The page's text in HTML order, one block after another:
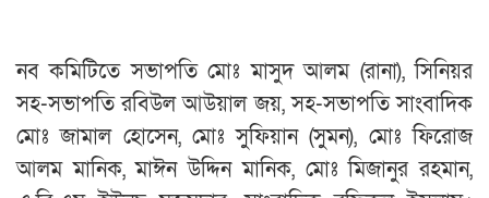
নব কমিটিতে সভাপতি মোঃ মাসুদ আলম (রানা), সিনিয়র
সহ-সভাপতি রবিউল আউয়াল জয়, সহ-সভাপতি সাংবাদিক
মোঃ জামাল হোসেন, মোঃ সুফিয়ান (সুমন), মোঃ ফিরোজ
আলম মানিক, মাঈন উদ্দিন মানিক, মোঃ মিজানুর রহমান,